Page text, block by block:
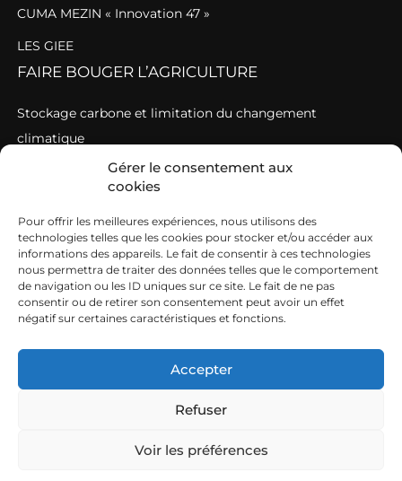
Gérer le consentement aux
cookies
Pour offrir les meilleures expériences, nous utilisons des
technologies telles que les cookies pour stocker et/ou accéder aux
informations des appareils. Le fait de consentir à ces technologies
nous permettra de traiter des données telles que le comportement
de navigation ou les ID uniques sur ce site. Le fait de ne pas
consentir ou de retirer son consentement peut avoir un effet
négatif sur certaines caractéristiques et fonctions.
Accepter
Refuser
Voir les préférences
CUMA MEZIN « Innovation 47 »
LES GIEE
FAIRE BOUGER L’AGRICULTURE
Stockage carbone et limitation du changement
climatique
Sortir des pesticides
AU SERVICE DES CUMA
DINAmisons nos cuma !
Politique de cookies
FCuma Gironde / Lot-et-Garonne © 2026